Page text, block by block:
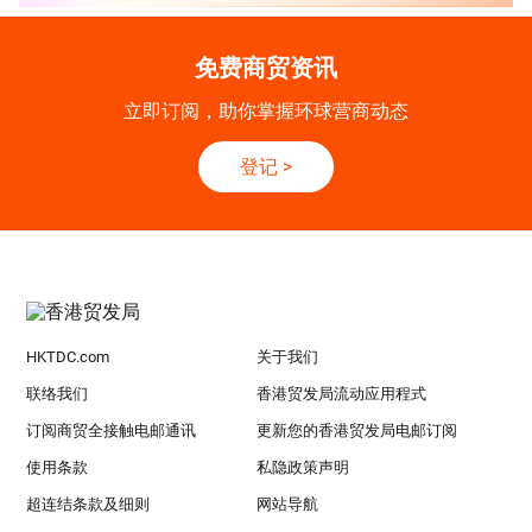
免费商贸资讯
立即订阅，助你掌握环球营商动态
登记 >
HKTDC.com 关于我们
联络我们 香港贸发局流动应用程式
订阅商贸全接触电邮通讯 更新您的香港贸发局电邮订阅
使用条款 私隐政策声明
超连结条款及细则 网站导航